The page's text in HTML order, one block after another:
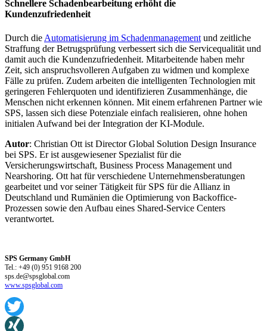
Schnellere Schadenbearbeitung erhöht die
Kundenzufriedenheit
Durch die Automatisierung im Schadenmanagement und zeitliche
Straffung der Betrugsprüfung verbessert sich die Servicequalität und
damit auch die Kundenzufriedenheit. Mitarbeitende haben mehr
Zeit, sich anspruchsvolleren Aufgaben zu widmen und komplexe
Fälle zu prüfen. Zudem arbeiten die intelligenten Technologien mit
geringeren Fehlerquoten und identifizieren Zusammenhänge, die
Menschen nicht erkennen können. Mit einem erfahrenen Partner wie
SPS, lassen sich diese Potenziale einfach realisieren, ohne hohen
initialen Aufwand bei der Integration der KI-Module.
Autor: Christian Ott ist Director Global Solution Design Insurance
bei SPS. Er ist ausgewiesener Spezialist für die
Versicherungswirtschaft, Business Process Management und
Nearshoring. Ott hat für verschiedene Unternehmensberatungen
gearbeitet und vor seiner Tätigkeit für SPS für die Allianz in
Deutschland und Rumänien die Optimierung von Backoffice-
Prozessen sowie den Aufbau eines Shared-Service Centers
verantwortet.
SPS Germany GmbH
Tel.: +49 (0) 951 9168 200
sps.de@spsglobal.com
www.spsglobal.com
Twitter